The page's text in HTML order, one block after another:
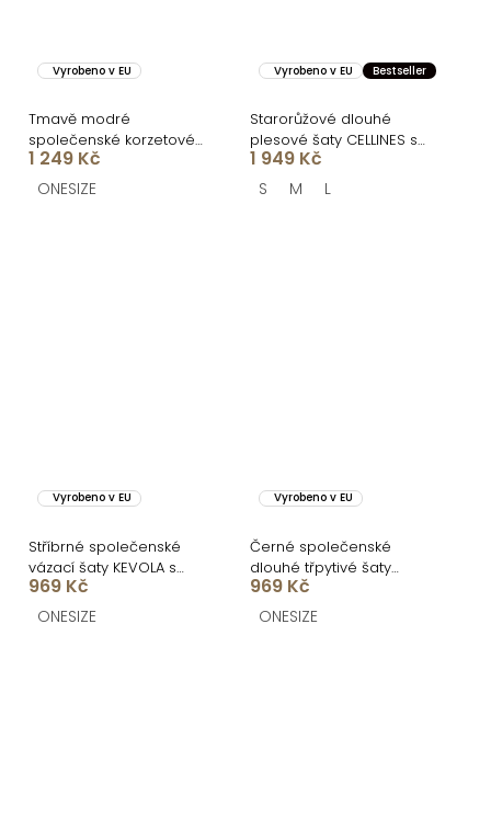
Vyrobeno v EU
Tmavě modré
společenské korzetové
plesové šaty ZONTIRE
1 249 Kč
ONESIZE
Vyrobeno v EU Bestseller
Starorůžové dlouhé
plesové šaty CELLINES se
šněrováním
1 949 Kč
S M L
Vyrobeno v EU
Stříbrné společenské
vázací šaty KEVOLA s
rozparkem bez ramínek
969 Kč
ONESIZE
Vyrobeno v EU
Černé společenské
dlouhé třpytivé šaty
KEVOLA s rozparkem
969 Kč
ONESIZE